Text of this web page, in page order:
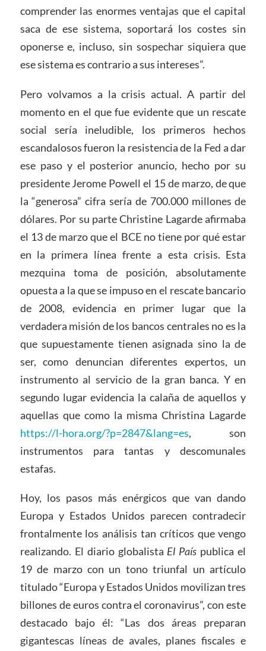
comprender las enormes ventajas que el capital
saca de ese sistema, soportará los costes sin
oponerse e, incluso, sin sospechar siquiera que
ese sistema es contrario a sus intereses”.
Pero volvamos a la crisis actual. A partir del
momento en el que fue evidente que un rescate
social sería ineludible, los primeros hechos
escandalosos fueron la resistencia de la Fed a dar
ese paso y el posterior anuncio, hecho por su
presidente Jerome Powell el 15 de marzo, de que
la “generosa” cifra sería de 700.000 millones de
dólares. Por su parte Christine Lagarde afirmaba
el 13 de marzo que el BCE no tiene por qué estar
en la primera línea frente a esta crisis. Esta
mezquina toma de posición, absolutamente
opuesta a la que se impuso en el rescate bancario
de 2008, evidencia en primer lugar que la
verdadera misión de los bancos centrales no es la
que supuestamente tienen asignada sino la de
ser, como denuncian diferentes expertos, un
instrumento al servicio de la gran banca. Y en
segundo lugar evidencia la calaña de aquellos y
aquellas que como la misma Christina Lagarde
https://l-hora.org/?p=2847&lang=es, son
instrumentos para tantas y descomunales
estafas.
Hoy, los pasos más enérgicos que van dando
Europa y Estados Unidos parecen contradecir
frontalmente los análisis tan críticos que vengo
realizando. El diario globalista El País publica el
19 de marzo con un tono triunfal un artículo
titulado “Europa y Estados Unidos movilizan tres
billones de euros contra el coronavirus”, con este
destacado bajo él: “Las dos áreas preparan
gigantescas líneas de avales, planes fiscales e